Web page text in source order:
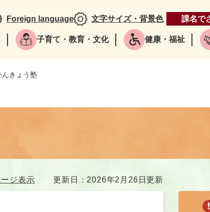
Foreign language 文字サイズ・背景色 課名で
子育て・教育・文化 健康・福祉
んきょう塾
ジ表示 更新日：2026年2月26日更新